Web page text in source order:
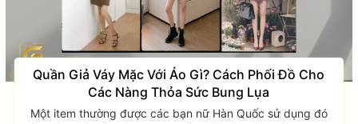
Quần Giả Váy Mặc Với Áo Gì? Cách Phối Đồ Cho
Các Nàng Thỏa Sức Bung Lụa
Một item thường được các bạn nữ Hàn Quốc sử dụng đó